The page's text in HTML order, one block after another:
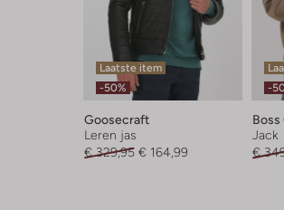
Laatste item
-50%
Goosecraft
Leren jas
€ 329,95 € 164,99
-
Boss
Jack
€